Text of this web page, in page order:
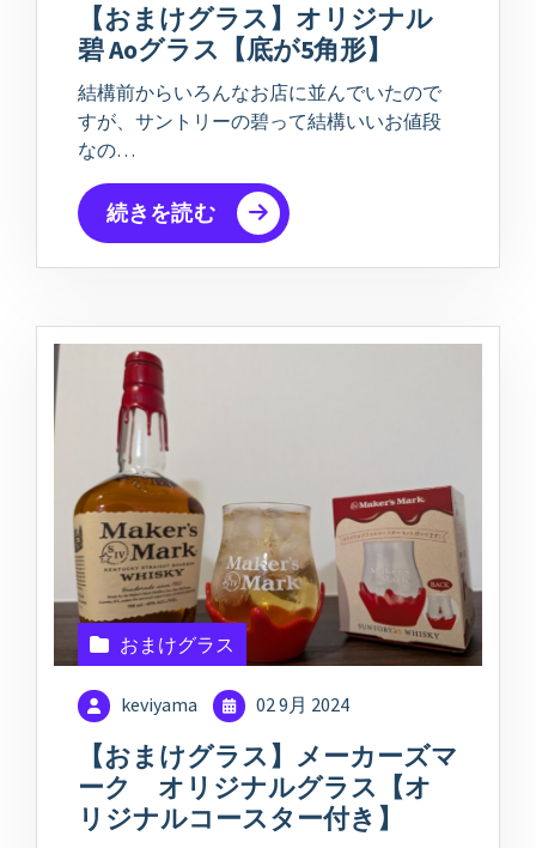
【おまけグラス】オリジナル
碧 Aoグラス【底が5角形】
結構前からいろんなお店に並んでいたので
すが、サントリーの碧って結構いいお値段
なの…
続きを読む
おまけグラス
keviyama 02 9月 2024
【おまけグラス】メーカーズマ
ーク オリジナルグラス【オ
リジナルコースター付き】